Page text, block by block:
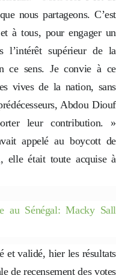
nous partageons. C’est
à tous, pour engager un
l’intérêt supérieur de la
ce sens. Je convie à ce
vives de la nation, sans
Abdou Diouf
leur contribution. »
appelé au boycott de
elle était toute acquise à
au Sénégal: Macky Sall
et validé, hier les résultats
de recensement des votes